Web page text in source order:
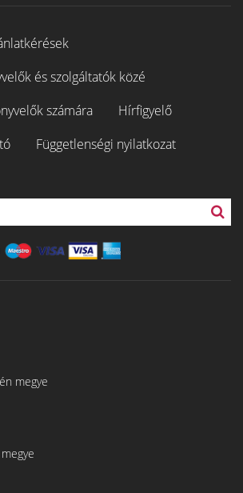
és szolgáltatók közé
számára
Hírfigyelő
Függetlenségi nyilatkozat
megye